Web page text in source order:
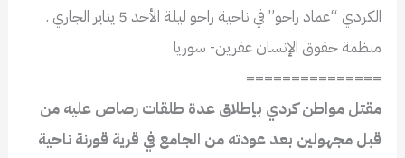
الكردي “عماد راجو” في ناحية راجو ليلة الأحد 5 يناير الجاري .
منظمة حقوق الإنسان عفرين- سوريا
===============
مقتل مواطن كردي بإطلاق عدة طلقات رصاص عليه من
قبل مجهولين بعد عودته من الجامع في قرية قورنة ناحية